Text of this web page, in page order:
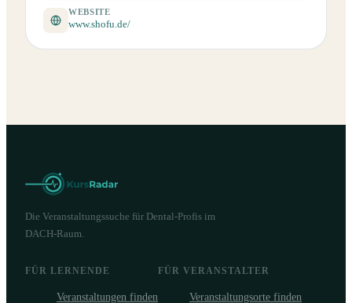
WEBSITE
www.shofu.de/
Die Veranstaltungssuche für Dental-Profis im
DACH-Raum.
FÜR LERNENDE
Veranstaltungen finden
FÜR VERANSTALTER
Veranstaltungsorte finden